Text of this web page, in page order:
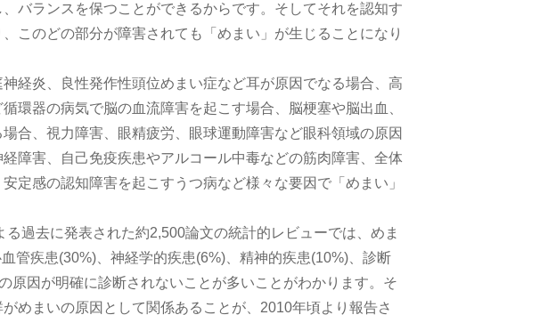
バランスを保つことができるからです。そしてそれを認知す
このどの部分が障害されても「めまい」が生じることになり
経炎、良性発作性頭位めまい症など耳が原因でなる場合、高
環器の病気で脳の血流障害を起こす場合、脳梗塞や脳出血、
合、視力障害、眼精疲労、眼球運動障害など眼科領域の原因
障害、自己免疫疾患やアルコール中毒などの筋肉障害、全体
定感の認知障害を起こすうつ病など様々な要因で「めまい」
過去に発表された約2,500論文の統計的レビューでは、めま
管疾患(30%)、神経学的疾患(6%)、精神的疾患(10%)、診断
原因が明確に診断されないことが多いことがわかります。そ
めまいの原因として関係あることが、2010年頃より報告さ